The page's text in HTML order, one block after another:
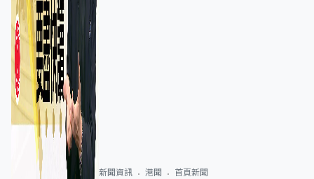
新聞資訊 港聞 首頁新聞